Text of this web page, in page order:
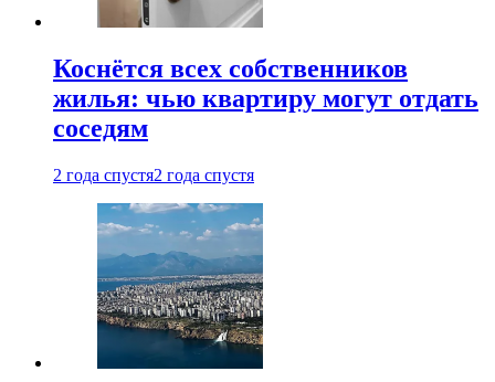
Коснётся всех собственников
жилья: чью квартиру могут отдать
соседям
2 года спустя2 года спустя